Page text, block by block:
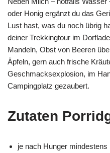
oder Honig ergänzt du das
Lust hast, was du noch übrig
deiner Trekkingtour im
Mandeln, Obst von Beeren
Äpfeln, gern auch frische
Geschmacksexplosion, im
Campingplatz gezaubert.
Zutaten
je nach Hunger